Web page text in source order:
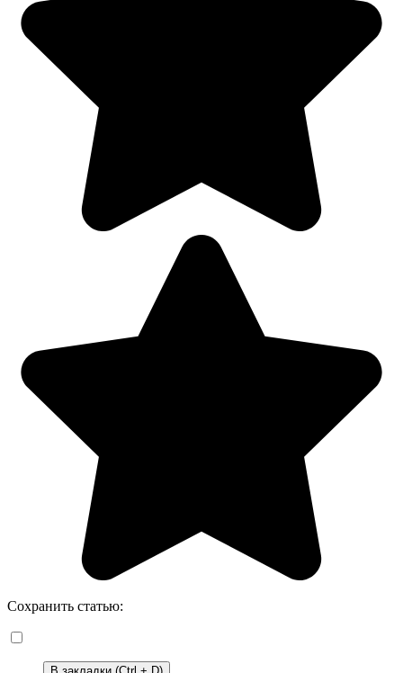
Сохранить статью: